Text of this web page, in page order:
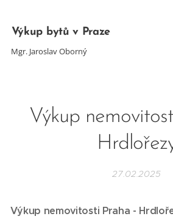
Výkup bytů v Praze
Mgr. Jaroslav Oborný
Výkup
27.02.2025
Výkup nemovitosti Praha -